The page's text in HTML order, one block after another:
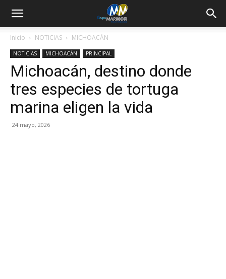
Inicio NOTICIAS MICHOACÁN
NOTICIAS MICHOACÁN PRINCIPAL
Michoacán, destino donde
tres especies de tortuga
marina eligen la vida
24 mayo, 2026